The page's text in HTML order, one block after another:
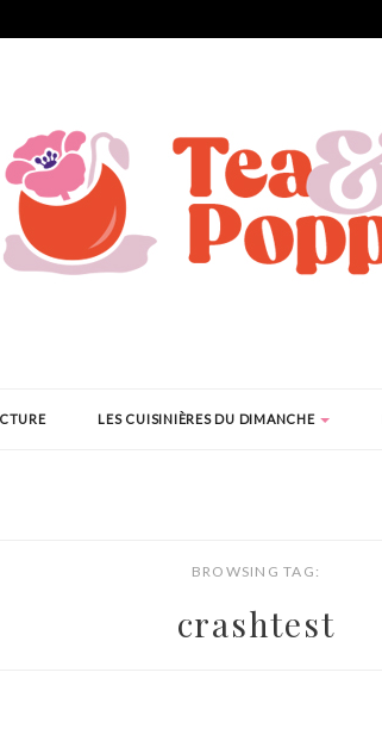
LES CUISINIÈRES DU DIMANCHE
BROWSING TAG:
crashtest